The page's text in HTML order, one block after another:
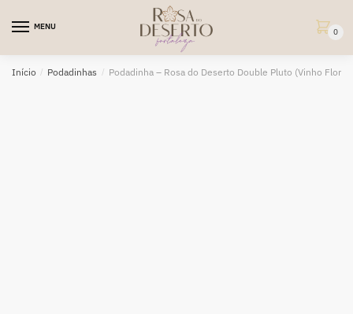
MENU
0
Início / Podadinhas / Podadinha – Rosa do Deserto Double Pluto (Vinho